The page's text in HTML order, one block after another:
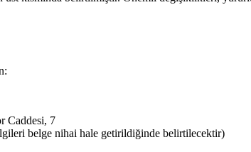
Caddesi, 7
belge nihai hale getirildiğinde belirtilecektir)